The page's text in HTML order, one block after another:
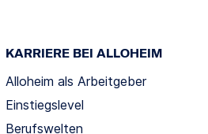
KARRIERE BEI ALLOHEIM
Alloheim als Arbeitgeber
Einstiegslevel
Berufswelten